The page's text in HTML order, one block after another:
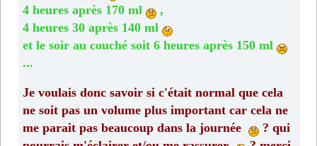
4 heures après 170 ml
,
4 heures 30 après 140 ml
et le soir au couché soit 6 heures après 150 ml
...
Je voulais donc savoir si c'était normal que cela
ne soit pas un volume plus important car cela ne
me parait pas beaucoup dans la journée
? qui